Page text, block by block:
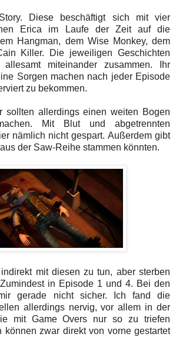
Diese beschäftigt sich mit vier
Erica im Laufe der Zeit auf die
Hangman, dem Wise Monkey, dem
Killer. Die jeweiligen Geschichten
allesamt miteinander zusammen. Ihr
Sorgen machen nach jeder Episode
zu bekommen.
sollten allerdings einen weiten Bogen
Mit Blut und abgetrennten
nämlich nicht gespart. Außerdem gibt
der Saw-Reihe stammen könnten.
mit diesen zu tun, aber sterben
in Episode 1 und 4. Bei den
gerade nicht sicher. Ich fand die
allerdings nervig, vor allem in der
mit Game Overs nur so zu triefen
können zwar direkt von vorne gestartet